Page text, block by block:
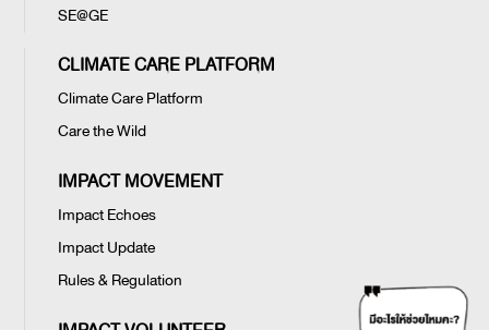
SE@GE
CLIMATE CARE PLATFORM
Climate Care Platform
Care the Wild
IMPACT MOVEMENT
Impact Echoes
Impact Update
Rules & Regulation